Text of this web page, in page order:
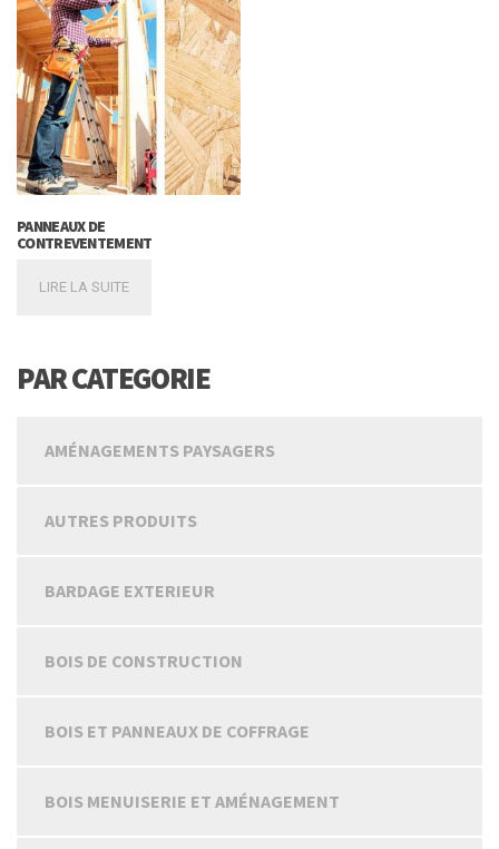
PANNEAUX DE
CONTREVENTEMENT
LIRE LA SUITE
PAR CATEGORIE
AMÉNAGEMENTS PAYSAGERS
AUTRES PRODUITS
BARDAGE EXTERIEUR
BOIS DE CONSTRUCTION
BOIS ET PANNEAUX DE COFFRAGE
BOIS MENUISERIE ET AMÉNAGEMENT